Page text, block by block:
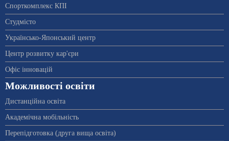
Спорткомплекс КПІ
Студмісто
Українсько-Японський центр
Центр розвитку кар'єри
Офіс інновацій
Можливості освіти
Дистанційна освіта
Академічна мобільність
Перепідготовка (друга вища освіта)